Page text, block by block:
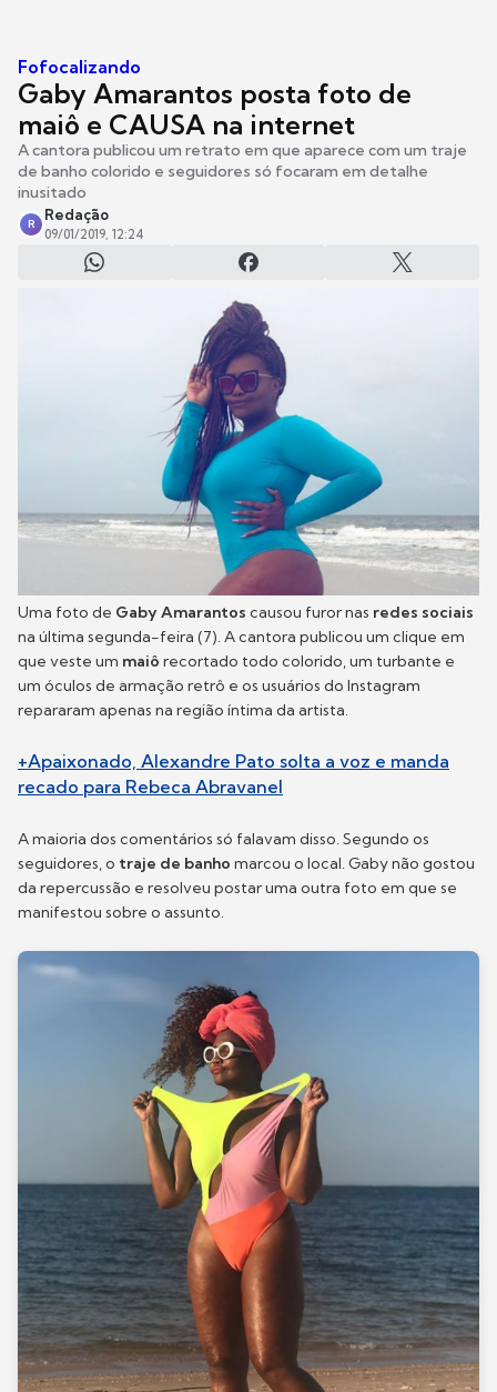
Fofocalizando
Gaby Amarantos posta foto de
maiô e CAUSA na internet
A cantora publicou um retrato em que aparece com um traje
de banho colorido e seguidores só focaram em detalhe
inusitado
R
Redação
09/01/2019, 12:24
Uma foto de Gaby Amarantos causou furor nas redes sociais
na última segunda-feira (7). A cantora publicou um clique em
que veste um maiô recortado todo colorido, um turbante e
um óculos de armação retrô e os usuários do Instagram
repararam apenas na região íntima da artista.
+Apaixonado, Alexandre Pato solta a voz e manda
recado para Rebeca Abravanel
A maioria dos comentários só falavam disso. Segundo os
seguidores, o traje de banho marcou o local. Gaby não gostou
da repercussão e resolveu postar uma outra foto em que se
manifestou sobre o assunto.